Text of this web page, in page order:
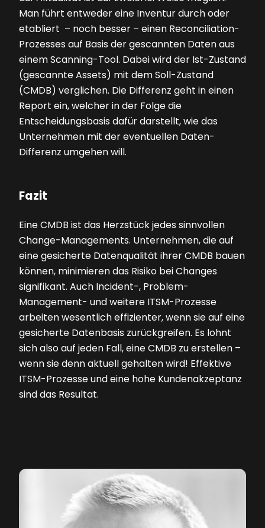
Man führt entweder eine Inventur durch oder
etabliert – noch besser – einen Reconciliation-
Prozesses auf Basis der gescannten Daten aus
einem Scanning-Tool. Dabei wird der Ist-Zustand
(gescannte Assets) mit dem Soll-Zustand
(CMDB) verglichen. Die Differenz geht in einen
Report ein, welcher in der Folge die
Entscheidungsbasis dafür darstellt, wie das
Unternehmen mit der eventuellen Daten-
Differenz umgehen will.
Fazit
Eine CMDB ist das Herzstück jedes sinnvollen
Change-Managements. Unternehmen, die auf
eine gesicherte Datenqualität ihrer CMDB bauen
können, minimieren das Risiko bei Changes
signifikant. Auch Incident-, Problem-
Management- und weitere ITSM-Prozesse
arbeiten wesentlich effizienter, wenn sie auf eine
gesicherte Datenbasis zurückgreifen. Es lohnt
sich also auf jeden Fall, eine CMDB zu erstellen –
wenn sie denn aktuell gehalten wird! Effektive
ITSM-Prozesse und eine hohe Kundenakzeptanz
sind das Resultat.